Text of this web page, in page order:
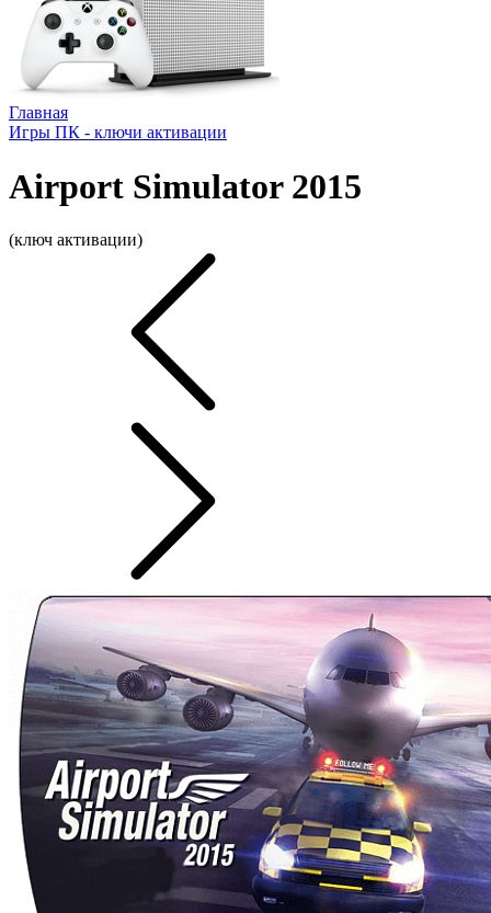
Главная
Игры ПК - ключи активации
Airport Simulator 2015
(ключ активации)